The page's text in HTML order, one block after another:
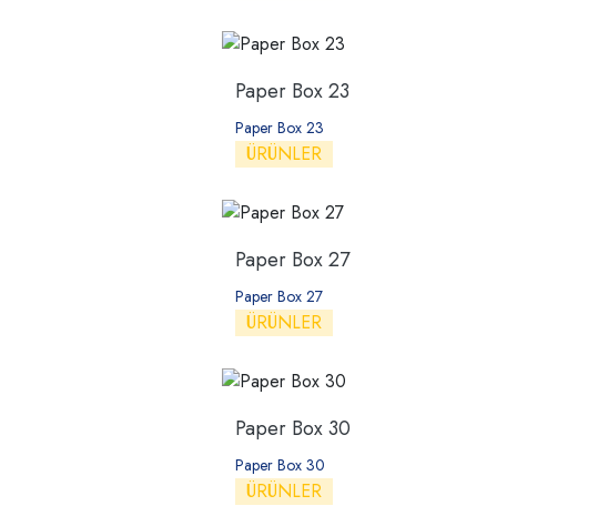
Paper Box 23
Paper Box 23
ÜRÜNLER
Paper Box 27
Paper Box 27
ÜRÜNLER
Paper Box 30
Paper Box 30
ÜRÜNLER